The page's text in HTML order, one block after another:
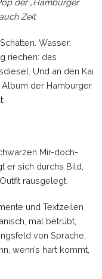
der „Hamburger
Zeit
Wasser.
riechen: das
Und an den Kai
Album der Hamburger
Mir-doch-
er sich durchs Bild,
rausgelegt.
und Textzeilen
mal betrübt,
von Sprache,
wenn’s hart kommt,